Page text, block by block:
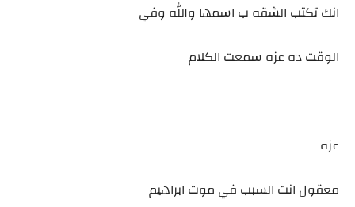
انك تكتب الشقه ب اسمها والله وفي
الوقت ده عزه سمعت الكلام
عزه
معقول انت السبب في موت ابراهيم